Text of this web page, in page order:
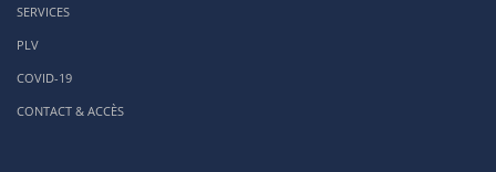
SERVICES
PLV
COVID-19
CONTACT & ACCÈS